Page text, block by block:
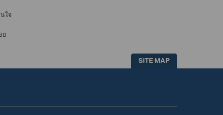
ใจ
ย
SITE MAP